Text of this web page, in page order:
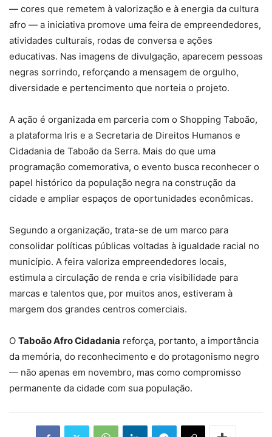
— cores que remetem à valorização e à energia da cultura
afro — a iniciativa promove uma feira de empreendedores,
atividades culturais, rodas de conversa e ações
educativas. Nas imagens de divulgação, aparecem pessoas
negras sorrindo, reforçando a mensagem de orgulho,
diversidade e pertencimento que norteia o projeto.
A ação é organizada em parceria com o Shopping Taboão,
a plataforma Iris e a Secretaria de Direitos Humanos e
Cidadania de Taboão da Serra. Mais do que uma
programação comemorativa, o evento busca reconhecer o
papel histórico da população negra na construção da
cidade e ampliar espaços de oportunidades econômicas.
Segundo a organização, trata-se de um marco para
consolidar políticas públicas voltadas à igualdade racial no
município. A feira valoriza empreendedores locais,
estimula a circulação de renda e cria visibilidade para
marcas e talentos que, por muitos anos, estiveram à
margem dos grandes centros comerciais.
O Taboão Afro Cidadania reforça, portanto, a importância
da memória, do reconhecimento e do protagonismo negro
— não apenas em novembro, mas como compromisso
permanente da cidade com sua população.